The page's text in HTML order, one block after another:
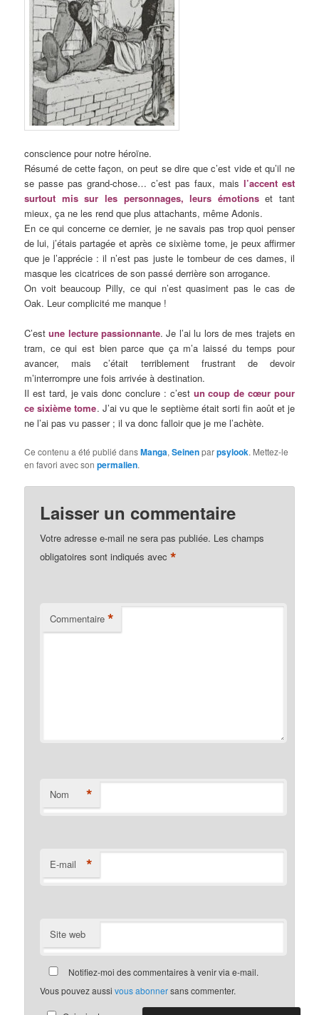
conscience pour notre héroïne.
Résumé de cette façon, on peut se dire que c’est vide et qu’il ne
se passe pas grand-chose… c’est pas faux, mais l’accent est
surtout mis sur les personnages, leurs émotionset tant
mieux, ça ne les rend que plus attachants, même Adonis.
En ce qui concerne ce dernier, je ne savais pas trop quoi penser
de lui, j’étais partagée et après ce sixième tome, je peux affirmer
que je l’apprécie : il n’est pas juste le tombeur de ces dames, il
masque les cicatrices de son passé derrière son arrogance.
On voit beaucoup Pilly, ce qui n’est quasiment pas le cas de
Oak. Leur complicité me manque !
C’estune lecture passionnante. Je l’ai lu lors de mes trajets en
tram, ce qui est bien parce que ça m’a laissé du temps pour
avancer, mais c’était terriblement frustrant de devoir
m’interrompre une fois arrivée à destination.
Il est tard, je vais donc conclure : c’est un coup de cœur pour
ce sixième tome. J’ai vu que le septième était sorti fin août et je
ne l’ai pas vu passer ; il va donc falloir que je me l’achète.
Ce contenu a été publié dansManga,Seinenparpsylook. Mettez-le
en favori avec sonpermalien.
Laisser un commentaire
Votre adresse e-mail ne sera pas publiée. Les champs
obligatoires sont indiqués avec*
Commentaire *
Nom *
E-mail *
Site web
Notifiez-moi des commentaires à venir via e-mail.
Vous pouvez aussivous abonnersans commenter.